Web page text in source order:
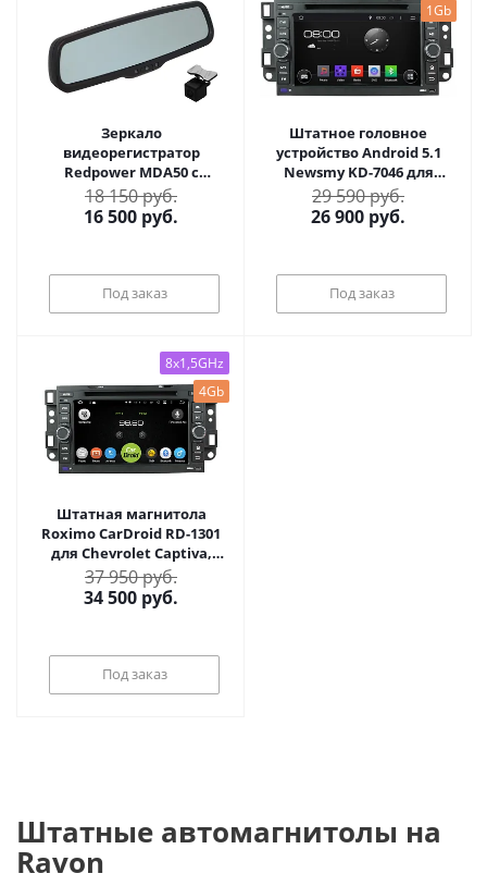
Зеркало
видеорегистратор
Redpower MDA50 с
автозатемнением
18 150 руб.
16 500 руб.
Под заказ
1Gb
Штатное головное
устройство Android 5.1
Newsmy KD-7046 для
CHEVROLET Aveo Epica
Captiva
29 590 руб.
26 900 руб.
Под заказ
8x1,5GHz
4Gb
Штатная магнитола
Roximo CarDroid RD-1301
для Chevrolet Captiva,
Epica, Aveo (Android 8.0)
37 950 руб.
34 500 руб.
Под заказ
Штатные автомагнитолы на
Ravon